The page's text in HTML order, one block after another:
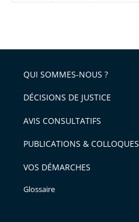
arriver
après
l'article
pour
avant
QUI SOMMES-NOUS ?
DÉCISIONS DE JUSTICE
AVIS CONSULTATIFS
PUBLICATIONS & COLLOQUES
VOS DÉMARCHES
Glossaire